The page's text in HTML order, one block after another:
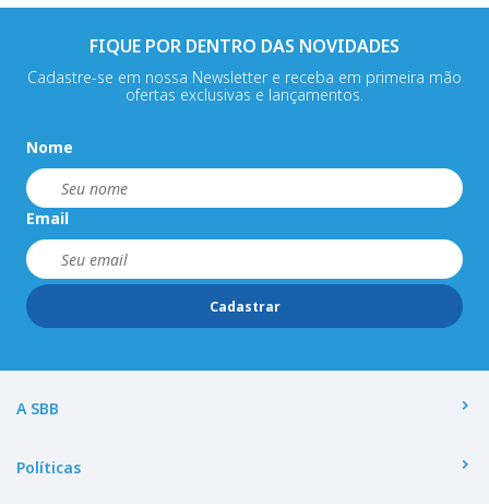
FIQUE POR DENTRO DAS NOVIDADES
Cadastre-se em nossa Newsletter e receba em primeira mão
ofertas exclusivas e lançamentos.
Nome
Email
Cadastrar
A SBB
Políticas